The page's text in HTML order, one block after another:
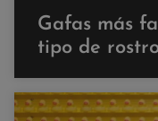
Gafas más
tipo de